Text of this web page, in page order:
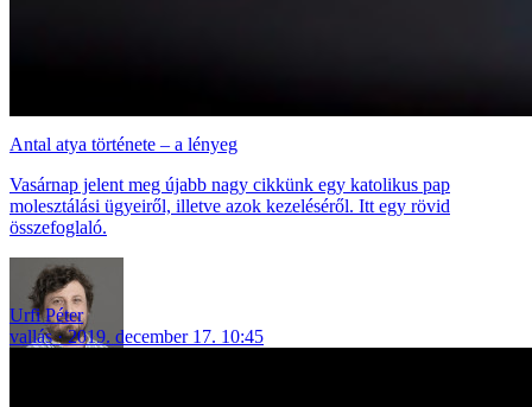
Antal atya története – a lényeg
Vasárnap jelent meg újabb nagy cikkünk egy katolikus pap
molesztálási ügyeiről, illetve azok kezeléséről. Itt egy rövid
összefoglaló.
Urfi Péter
vallás
2019. december 17. 10:45